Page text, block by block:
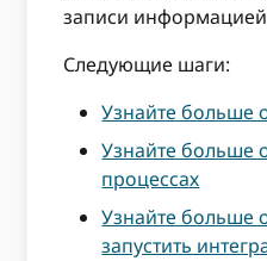
записи
Следующие шаги:
Узнайте больше
Узнайте больше
процессах
Узнайте больше
запустить